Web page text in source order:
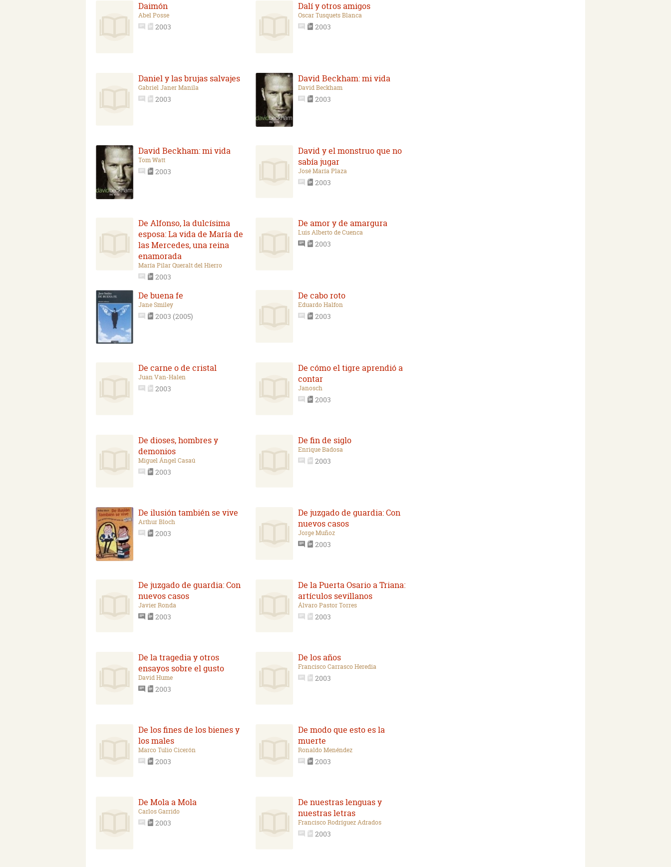
Daimón
Abel Posse
2003
Dalí y otros amigos
Oscar Tusquets Blanca
2003
Daniel y las brujas salvajes
Gabriel Janer Manila
2003
David Beckham: mi vida
David Beckham
2003
David Beckham: mi vida
Tom Watt
2003
David y el monstruo que no
sabía jugar
José María Plaza
2003
De Alfonso, la dulcísima
esposa: La vida de María de
las Mercedes, una reina
enamorada
María Pilar Queralt del Hierro
2003
De amor y de amargura
Luis Alberto de Cuenca
2003
De buena fe
Jane Smiley
2003 (2005)
De cabo roto
Eduardo Halfon
2003
De carne o de cristal
Juan Van-Halen
2003
De cómo el tigre aprendió a
contar
Janosch
2003
De dioses, hombres y
demonios
Miguel Ángel Casaú
2003
De fin de siglo
Enrique Badosa
2003
De ilusión también se vive
Arthur Bloch
2003
De juzgado de guardia: Con
nuevos casos
Jorge Muñoz
2003
De juzgado de guardia: Con
nuevos casos
Javier Ronda
2003
De la Puerta Osario a Triana:
artículos sevillanos
Álvaro Pastor Torres
2003
De la tragedia y otros
ensayos sobre el gusto
David Hume
2003
De los años
Francisco Carrasco Heredia
2003
De los fines de los bienes y
los males
Marco Tulio Cicerón
2003
De modo que esto es la
muerte
Ronaldo Menéndez
2003
De Mola a Mola
Carlos Garrido
2003
De nuestras lenguas y
nuestras letras
Francisco Rodríguez Adrados
2003